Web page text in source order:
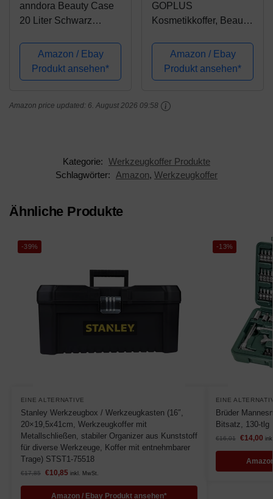
anndora Beauty Case
20 Liter Schwarz
Transportkoffer
Amazon / Ebay
Produkt ansehen*
GOPLUS
Kosmetikkoffer, Beauty
Make up Box,
Friseurkoffer,
Kosmetikkoffer Reise,
Etagenkoffer,
Amazon / Ebay
Produkt ansehen*
Amazon price updated: 6. August 2026 09:58
Kategorie: Werkzeugkoffer Produkte
Schlagwörter:
Amazon, Werkzeugkoffer
Ähnliche Produkte
-39%
EINE ALTERNATIVE
Stanley Werkzeugbox / Werkzeugkasten (16″,
20×19,5x41cm, Werkzeugkoffer mit
Metallschließen, stabiler Organizer aus Kunststoff
für diverse Werkzeuge, Koffer mit entnehmbarer
Trage) STST1-75518
€17,85 €10,85 inkl. MwSt.
Amazon / Ebay Produkt ansehen*
-13%
EINE
Brüder
Bitsatz, 130-tlg
€16,01 €14,00